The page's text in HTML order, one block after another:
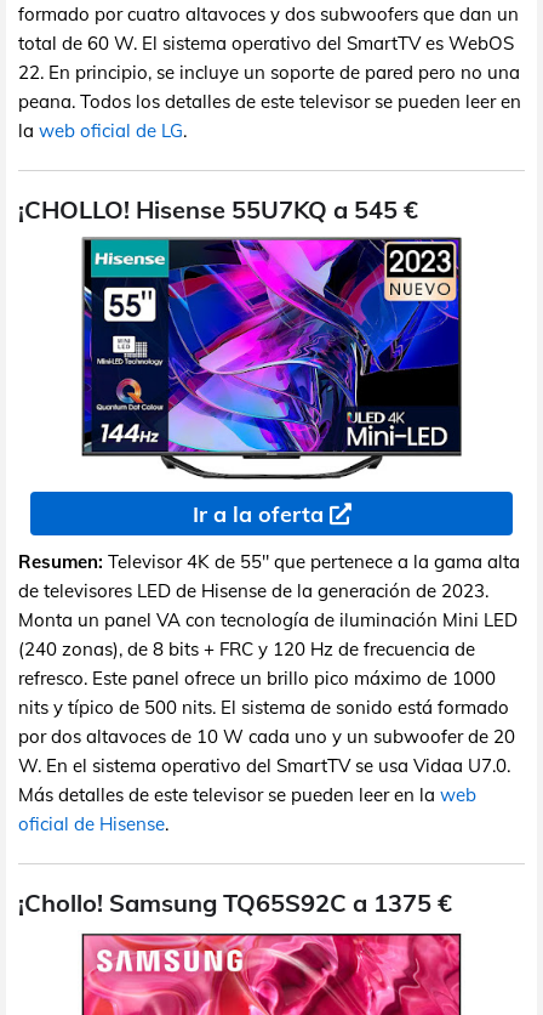
formado por cuatro altavoces y dos subwoofers que dan un
total de 60 W. El sistema operativo del SmartTV es WebOS
22. En principio, se incluye un soporte de pared pero no una
peana. Todos los detalles de este televisor se pueden leer en
la web oficial de LG.
¡CHOLLO! Hisense 55U7KQ a 545 €
Ir a la oferta
Resumen: Televisor 4K de 55" que pertenece a la gama alta
de televisores LED de Hisense de la generación de 2023.
Monta un panel VA con tecnología de iluminación Mini LED
(240 zonas), de 8 bits + FRC y 120 Hz de frecuencia de
refresco. Este panel ofrece un brillo pico máximo de 1000
nits y típico de 500 nits. El sistema de sonido está formado
por dos altavoces de 10 W cada uno y un subwoofer de 20
W. En el sistema operativo del SmartTV se usa Vidaa U7.0.
Más detalles de este televisor se pueden leer en la web
oficial de Hisense.
¡Chollo! Samsung TQ65S92C a 1375 €